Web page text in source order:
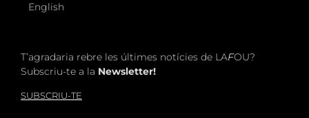
English
T’agradaria rebre les últimes notícies de LAFOU?
Subscriu-te a la Newsletter!
SUBSCRIU-TE